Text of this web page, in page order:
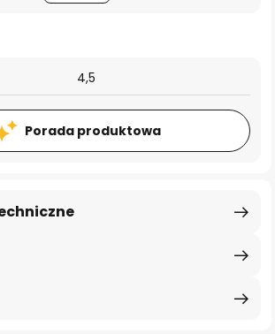
4,5
Porada produktowa